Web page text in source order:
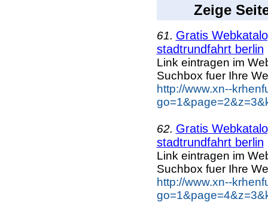
Zeige
61. Gratis
stadtrundfahrt berlin
Link eintragen im
Suchbox fuer Ihre
http://www.xn--
62. Gratis
stadtrundfahrt berlin
Link eintragen im
Suchbox fuer Ihre
http://www.xn--